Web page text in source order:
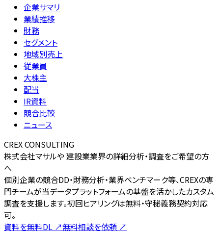
企業サマリ
業績推移
財務
セグメント
地域別売上
従業員
大株主
配当
IR資料
競合比較
ニュース
CREX CONSULTING
株式会社マサルや 建設業業界の詳細分析・調査をご希望の方
へ
個別企業の競合DD・財務分析・業界ベンチマーク等、CREXの専
門チームが当データプラットフォームの基盤を活かしたカスタム
調査を支援します。初回ヒアリングは無料・守秘義務契約対応
可。
資料を無料DL ↗無料相談を依頼 ↗